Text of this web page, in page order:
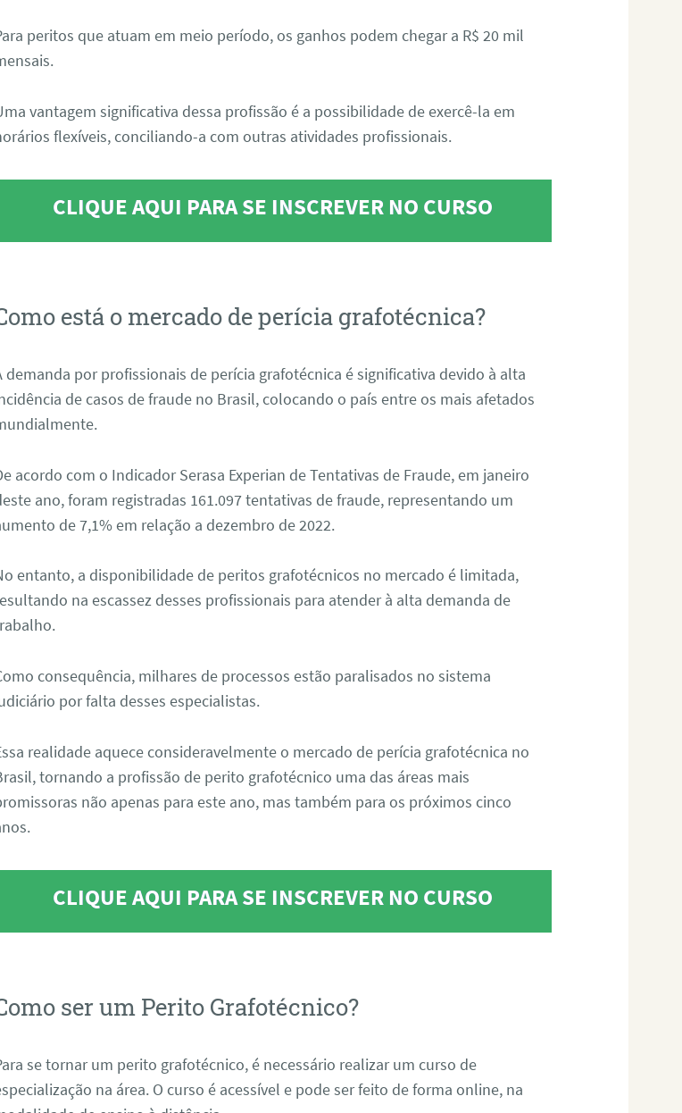
peritos que atuam em meio período, os ganhos podem chegar a R$ 20 mil
vantagem significativa dessa profissão é a possibilidade de exercê-la em
flexíveis, conciliando-a com outras atividades profissionais.
CLIQUE AQUI PARA SE INSCREVER NO CURSO
está o mercado de perícia grafotécnica?
demanda por profissionais de perícia grafotécnica é significativa devido à alta
de casos de fraude no Brasil, colocando o país entre os mais afetados
acordo com o Indicador Serasa Experian de Tentativas de Fraude, em janeiro
ano, foram registradas 161.097 tentativas de fraude, representando um
de 7,1% em relação a dezembro de 2022.
entanto, a disponibilidade de peritos grafotécnicos no mercado é limitada,
na escassez desses profissionais para atender à alta demanda de
consequência, milhares de processos estão paralisados no sistema
por falta desses especialistas.
realidade aquece consideravelmente o mercado de perícia grafotécnica no
tornando a profissão de perito grafotécnico uma das áreas mais
não apenas para este ano, mas também para os próximos cinco
CLIQUE AQUI PARA SE INSCREVER NO CURSO
ser um Perito Grafotécnico?
se tornar um perito grafotécnico, é necessário realizar um curso de
na área. O curso é acessível e pode ser feito de forma online, na